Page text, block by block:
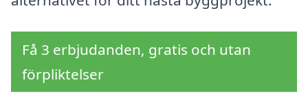
Få 3 erbjudanden, gratis och utan
förpliktelser